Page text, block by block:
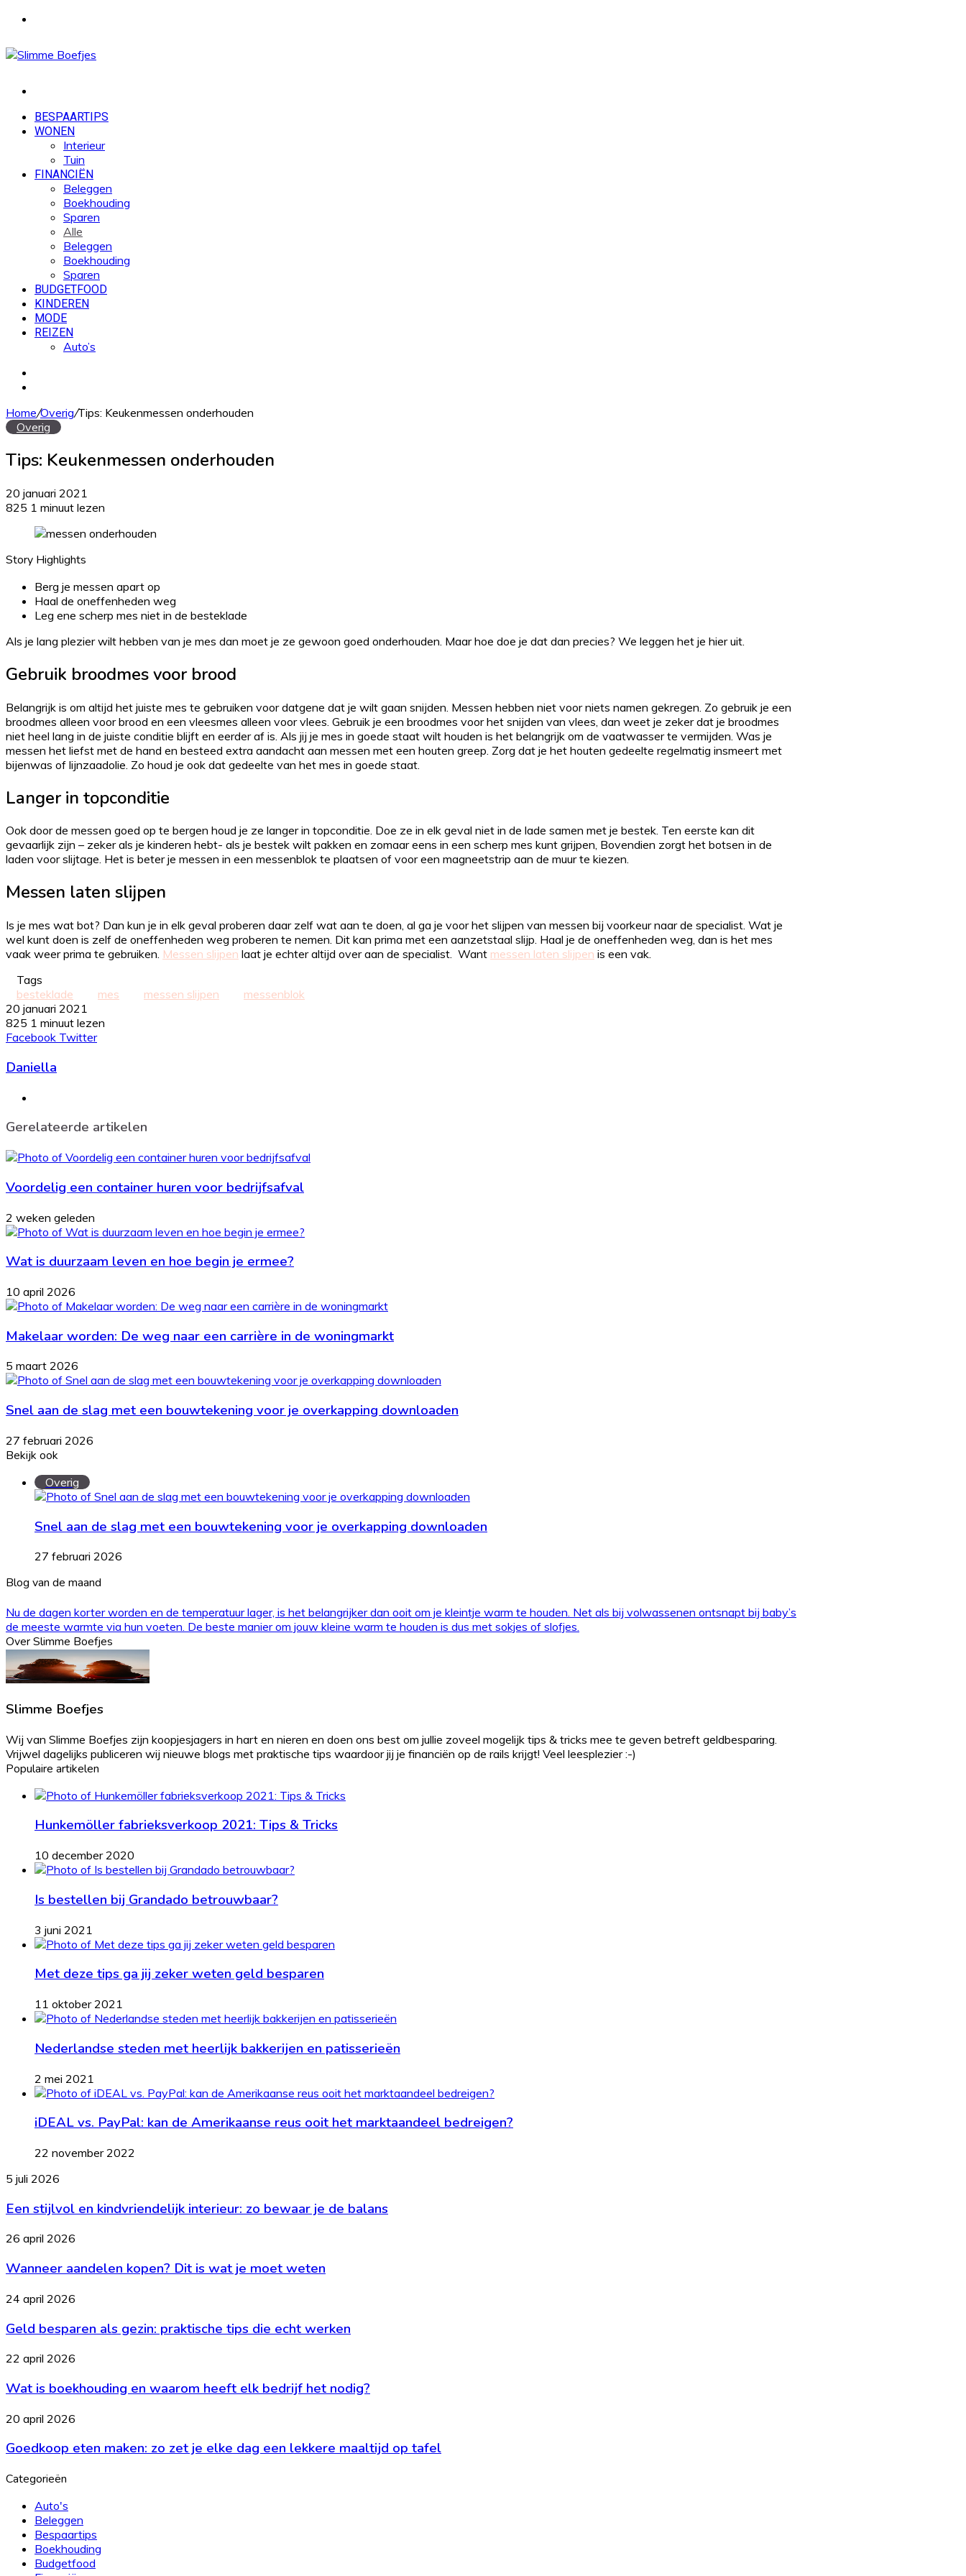
BESPAARTIPS
WONEN
Interieur
Tuin
FINANCIËN
Beleggen
Boekhouding
Sparen
Alle
Beleggen
Boekhouding
Sparen
BUDGETFOOD
KINDEREN
MODE
REIZEN
Auto’s
Home/Overig/Tips: Keukenmessen onderhouden
Overig
Tips: Keukenmessen onderhouden
20 januari 2021
825 1 minuut lezen
Story Highlights
Berg je messen apart op
Haal de oneffenheden weg
Leg ene scherp mes niet in de besteklade
Als je lang plezier wilt hebben van je mes dan moet je ze gewoon goed onderhouden. Maar hoe doe je dat dan precies? We leggen het je hier uit.
Gebruik broodmes voor brood
Belangrijk is om altijd het juiste mes te gebruiken voor datgene dat je wilt gaan snijden. Messen hebben niet voor niets namen gekregen. Zo gebruik je een
broodmes alleen voor brood en een vleesmes alleen voor vlees. Gebruik je een broodmes voor het snijden van vlees, dan weet je zeker dat je broodmes
niet heel lang in de juiste conditie blijft en eerder af is. Als jij je mes in goede staat wilt houden is het belangrijk om de vaatwasser te vermijden. Was je
messen het liefst met de hand en besteed extra aandacht aan messen met een houten greep. Zorg dat je het houten gedeelte regelmatig insmeert met
bijenwas of lijnzaadolie. Zo houd je ook dat gedeelte van het mes in goede staat.
Langer in topconditie
Ook door de messen goed op te bergen houd je ze langer in topconditie. Doe ze in elk geval niet in de lade samen met je bestek. Ten eerste kan dit
gevaarlijk zijn – zeker als je kinderen hebt- als je bestek wilt pakken en zomaar eens in een scherp mes kunt grijpen, Bovendien zorgt het botsen in de
laden voor slijtage. Het is beter je messen in een messenblok te plaatsen of voor een magneetstrip aan de muur te kiezen.
Messen laten slijpen
Is je mes wat bot? Dan kun je in elk geval proberen daar zelf wat aan te doen, al ga je voor het slijpen van messen bij voorkeur naar de specialist. Wat je
wel kunt doen is zelf de oneffenheden weg proberen te nemen. Dit kan prima met een aanzetstaal slijp. Haal je de oneffenheden weg, dan is het mes
vaak weer prima te gebruiken. Messen slijpen laat je echter altijd over aan de specialist. Want messen laten slijpen is een vak.
Tags
besteklade
mes messen slijpen
messenblok
20 januari 2021
825 1 minuut lezen
Facebook TwitterLinkedIn
Tumblr
Pinterest
WhatsApp
Deel
Print
Daniella
Gerelateerde artikelen
Voordelig een container huren voor bedrijfsafval
2 weken geleden
Wat is duurzaam leven en hoe begin je ermee?
10 april 2026
Makelaar worden: De weg naar een carrière in de woningmarkt
5 maart 2026
Snel aan de slag met een bouwtekening voor je overkapping downloaden
27 februari 2026
Bekijk ook
Overig
Snel aan de slag met een bouwtekening voor je overkapping downloaden
27 februari 2026
Blog van de maand
Nu de dagen korter worden en de temperatuur lager, is het belangrijker dan ooit om je kleintje warm te houden. Net als bij volwassenen ontsnapt bij baby’s
de meeste warmte via hun voeten. De beste manier om jouw kleine warm te houden is dus met sokjes of slofjes.
Over Slimme Boefjes
Slimme Boefjes
Wij van Slimme Boefjes zijn koopjesjagers in hart en nieren en doen ons best om jullie zoveel mogelijk tips & tricks mee te geven betreft geldbesparing.
Vrijwel dagelijks publiceren wij nieuwe blogs met praktische tips waardoor jij je financiën op de rails krijgt! Veel leesplezier :-)
Populaire artikelen
Hunkemöller fabrieksverkoop 2021: Tips & Tricks
10 december 2020
Is bestellen bij Grandado betrouwbaar?
3 juni 2021
Met deze tips ga jij zeker weten geld besparen
11 oktober 2021
Nederlandse steden met heerlijk bakkerijen en patisserieën
2 mei 2021
iDEAL vs. PayPal: kan de Amerikaanse reus ooit het marktaandeel bedreigen?
22 november 2022
Een
en
interieur:
bewaar
je
de
balans
5 juli 2026
Een stijlvol en kindvriendelijk interieur: zo bewaar je de balans
Wanneer
kopen?
is
je
moet
weten
26 april 2026
Wanneer aandelen kopen? Dit is wat je moet weten
Geld
als
praktische
die
echt
werken
24 april 2026
Geld besparen als gezin: praktische tips die echt werken
Wat
boekhouding
waarom
heeft
elk
bedrijf
het
nodig?
22 april 2026
Wat is boekhouding en waarom heeft elk bedrijf het nodig?
Goedkoop
maken:
zet
elke
dag
een
lekkere
maaltijd
20 april 2026
Goedkoop eten maken: zo zet je elke dag een lekkere maaltijd op tafel
Categorieën
Auto's
Beleggen
Bespaartips
Boekhouding
Budgetfood